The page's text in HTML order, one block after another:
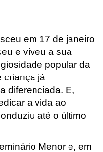
em 17 de janeiro
e viveu a sua
popular da
criança já
diferenciada. E,
a vida ao
até o último
Menor e, em